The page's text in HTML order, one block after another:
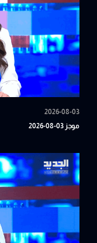
2026-08-03
موجز 03-08-2026